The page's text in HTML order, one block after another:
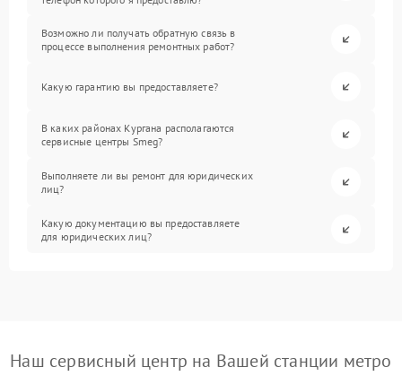
Возможно ли получать обратную связь в
процессе выполнения ремонтных работ?
Какую гарантию вы предоставляете?
В каких районах Кургана располагаются
сервисные центры Smeg?
Выполняете ли вы ремонт для юридических
лиц?
Какую документацию вы предоставляете
для юридических лиц?
Наш сервисный центр на Вашей станции метро